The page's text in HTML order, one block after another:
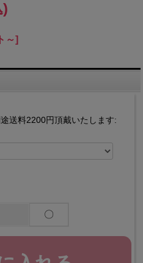
～]
送料2200円頂戴いたします:
〇